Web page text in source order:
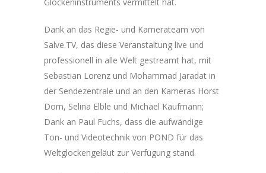
Dank an das Regie- und Kamerateam von
Salve.TV, das diese Veranstaltung live und
professionell in alle Welt gestreamt hat, mit
Sebastian Lorenz und Mohammad Jaradat in
der Sendezentrale und an den Kameras Horst
Dorn, Selina Elble und Michael Kaufmann;
Dank an Paul Fuchs, dass die aufwändige
Ton- und Videotechnik von POND für das
Weltglockengeläut zur Verfügung stand.